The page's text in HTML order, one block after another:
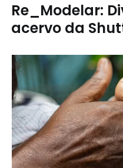
Re_Modelar:
acervo da